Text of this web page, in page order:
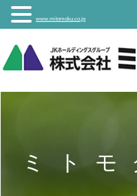
ミト
www.mitomoku.co.jp